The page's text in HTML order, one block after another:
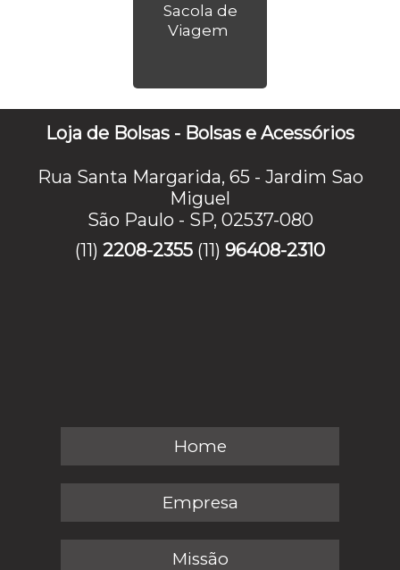
Sacola de
Viagem
Loja de Bolsas - Bolsas e Acessórios
Rua Santa Margarida, 65 - Jardim Sao
Miguel
São Paulo - SP, 02537-080
(11) 2208-2355 (11) 96408-2310
Home
Empresa
Missão